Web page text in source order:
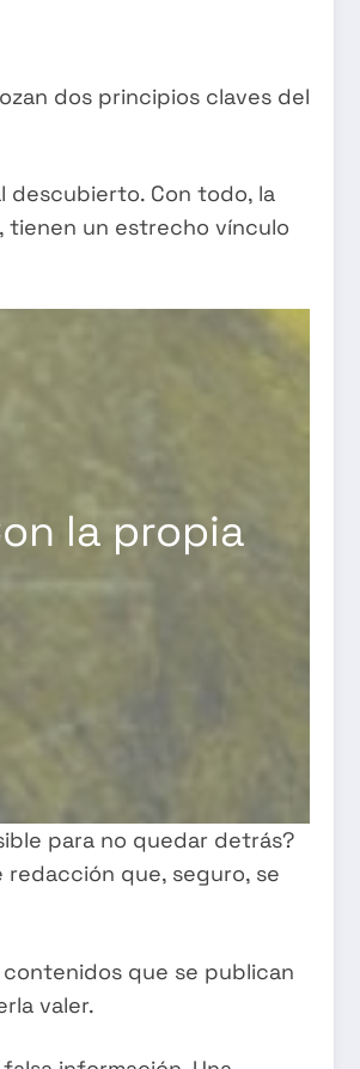
dos principios claves del
descubierto. Con todo, la
tienen un estrecho vínculo
la propia
para no quedar detrás?
que, seguro, se
que se publican
valer.